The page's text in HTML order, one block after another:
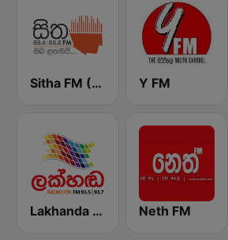
Sitha FM (සිත 88.6) Y FM
Lakhanda FM (Voice of Lanka) Neth FM